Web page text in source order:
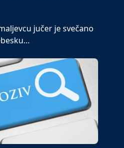
jučer je svečano